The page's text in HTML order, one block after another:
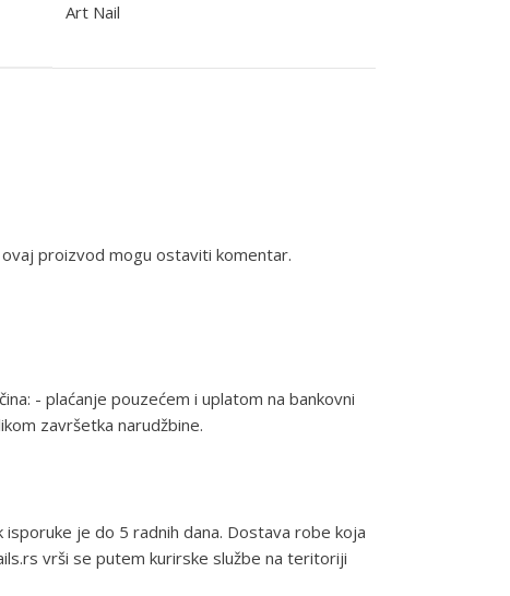
Art Nail
proizvod mogu ostaviti komentar.
- plaćanje pouzećem i uplatom na bankovni
završetka narudžbine.
je do 5 radnih dana. Dostava robe koja
vrši se putem kurirske službe na teritoriji